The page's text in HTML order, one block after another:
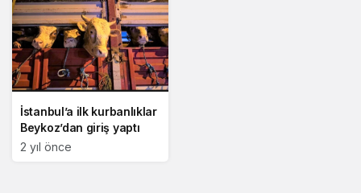
İstanbul’a ilk kurbanlıklar
Beykoz’dan giriş yaptı
2 yıl önce